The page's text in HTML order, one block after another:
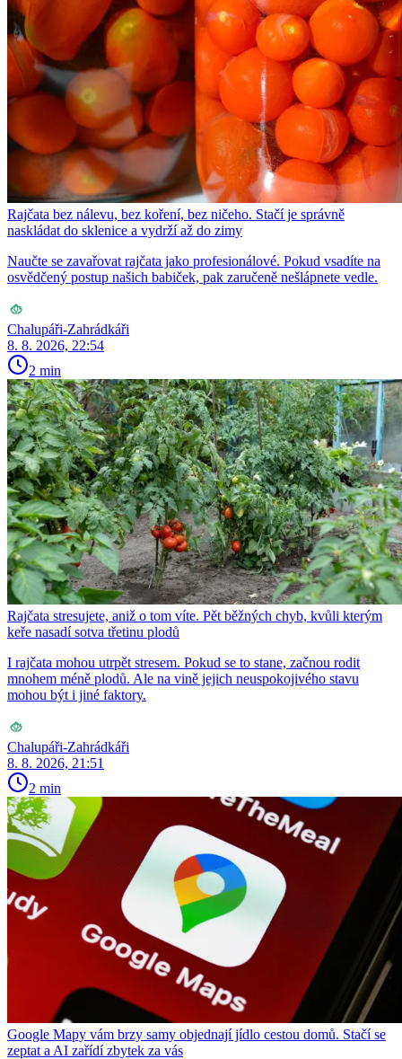
Rajčata bez nálevu, bez koření, bez ničeho. Stačí je správně
naskládat do sklenice a vydrží až do zimy
Naučte se zavařovat rajčata jako profesionálové. Pokud vsadíte na
osvědčený postup našich babiček, pak zaručeně nešlápnete vedle.
Chalupáři-Zahrádkáři
8. 8. 2026, 22:54
2 min
Rajčata stresujete, aniž o tom víte. Pět běžných chyb, kvůli kterým
keře nasadí sotva třetinu plodů
I rajčata mohou utrpět stresem. Pokud se to stane, začnou rodit
mnohem méně plodů. Ale na vině jejich neuspokojivého stavu
mohou být i jiné faktory.
Chalupáři-Zahrádkáři
8. 8. 2026, 21:51
2 min
Google Mapy vám brzy samy objednají jídlo cestou domů. Stačí se
zeptat a AI zařídí zbytek za vás